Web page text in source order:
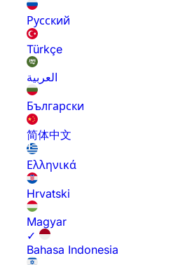
Русский
Türkçe
العربية
Български
简体中文
Ελληνικά
Hrvatski
Magyar
✓
Bahasa Indonesia